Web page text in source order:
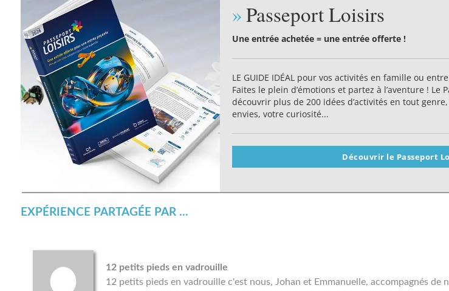
Passeport Loisirs
Une entrée achetée = une entrée offerte !
LE GUIDE IDÉAL pour vos activités en famille ou
Faites le plein d’émotions et partez à l’aventure ! Le
découvrir plus de 200 idées d’activités en tout
envies, votre curiosité...
Découvrir le Passeport
EXPÉRIENCE PARTAGÉE PAR ...
12 petits pieds en vadrouille
12 petits pieds en vadrouille c'est nous, Johan et Emmanuelle, accompagnés de